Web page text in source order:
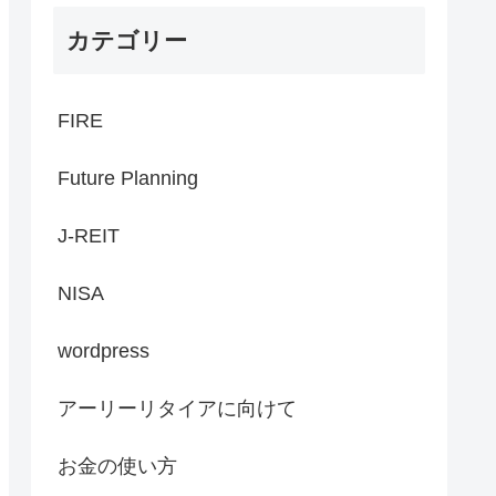
カテゴリー
FIRE
Future Planning
J-REIT
NISA
wordpress
アーリーリタイアに向けて
お金の使い方